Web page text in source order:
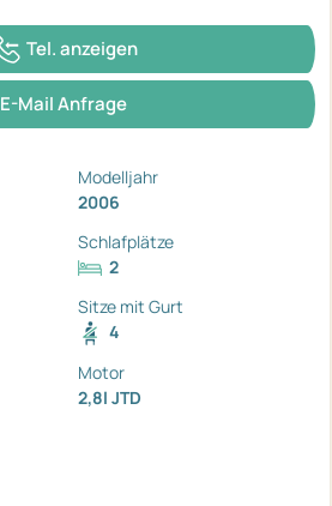
Tel. anzeigen
E-Mail Anfrage
Modelljahr
2006
Schlafplätze
2
Sitze mit Gurt
4
Motor
2,8l JTD